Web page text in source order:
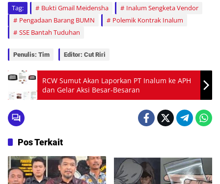
Tag: Bukti Gmail Meidensha
Inalum Sengketa Vendor
Pengadaan Barang BUMN
Polemik Kontrak Inalum
SSE Bantah Tuduhan
Penulis: Tim Editor: Cut Riri
RCW Sumut Akan Laporkan PT Inalum ke APH
dan Gelar Aksi Besar-Besaran
Pos Terkait